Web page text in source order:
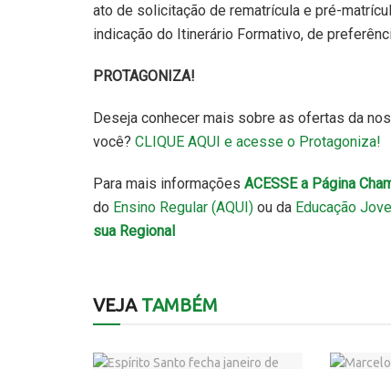
ato de solicitação de rematrícula e pré-
indicação do Itinerário Formativo, de
PROTAGONIZA!
Deseja conhecer mais sobre as ofertas da
você? CLIQUE AQUI e acesse o Protagoniza!
Para mais informações ACESSE a Página
do Ensino Regular (AQUI) ou da Educação
sua Regional
VEJATAMBÉM